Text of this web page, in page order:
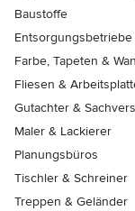
Baustoffe
Entsorgungsbetriebe
Farbe, Tapeten &
Fliesen &
Gutachter &
Maler & Lackierer
Planungsbüros
Tischler & Schreiner
Treppen & Geländer